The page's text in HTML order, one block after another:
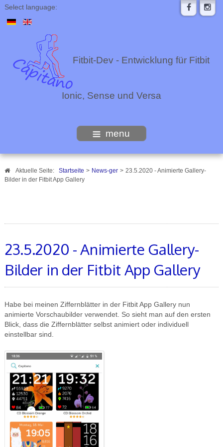
Select language:
Fitbit-Dev - Entwicklung für Fitbit
Ionic, Sense und Versa
menu
Aktuelle Seite: Startseite > News-ger > 23.5.2020 - Animierte Gallery-
Bilder in der Fitbit App Gallery
23.5.2020 - Animierte Gallery-
Bilder in der Fitbit App Gallery
Habe bei meinen Ziffernblätter in der Fitbit App Gallery nun
animierte Vorschaubilder verwendet. So sieht man auf den ersten
Blick, dass die Ziffernblätter selbst animiert oder individuell
einstellbar sind.